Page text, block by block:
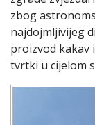
zbog
najdojmljivijeg
proizvod kakav
tvrtki u cijelom